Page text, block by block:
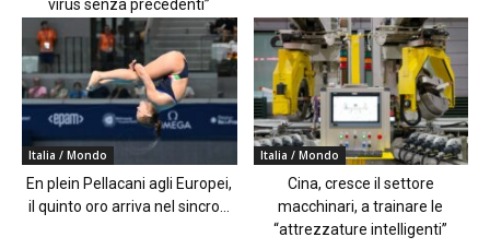
virus senza precedenti”
Italia / Mondo
En plein Pellacani agli Europei,
il quinto oro arriva nel sincro...
Italia / Mondo
Cina, cresce il settore
macchinari, a trainare le
“attrezzature intelligenti”